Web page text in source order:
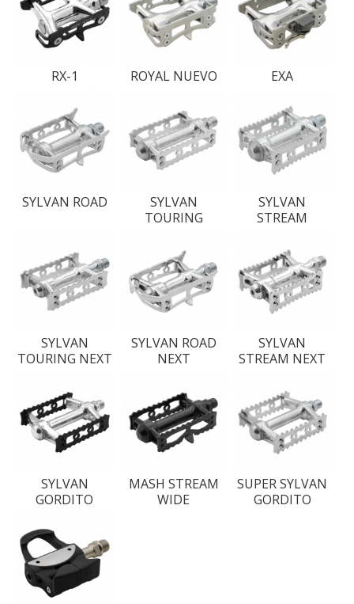
RX-1 ROYAL NUEVO EXA
SYLVAN ROAD
SYLVAN
TOURING
SYLVAN
STREAM
SYLVAN
TOURING NEXT
SYLVAN ROAD
NEXT
SYLVAN
STREAM NEXT
SYLVAN
GORDITO
MASH STREAM
WIDE
SUPER SYLVAN
GORDITO